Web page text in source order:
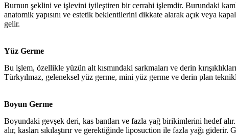
Burnun şeklini ve işlevini iyileştiren bir cerrahi işlemdir. Burundaki
anatomik yapısını ve estetik beklentilerini dikkate alarak açık veya
gelir.
Yüz Germe
Bu işlem, özellikle yüzün alt kısmındaki sarkmaları ve derin
Türkyılmaz, geleneksel yüz germe, mini yüz germe ve derin plan
Boyun Germe
Boyundaki gevşek deri, kas bantları ve fazla yağ birikimlerini hedef
alır, kasları sıkılaştırır ve gerektiğinde liposuction ile fazla yağı